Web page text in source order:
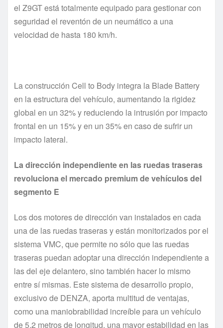
el Z9GT está totalmente equipado para gestionar con
seguridad el reventón de un neumático a una
velocidad de hasta 180 km/h.
La construcción Cell to Body integra la Blade Battery
en la estructura del vehículo, aumentando la rigidez
global en un 32% y reduciendo la intrusión por impacto
frontal en un 15% y en un 35% en caso de sufrir un
impacto lateral.
La dirección independiente en las ruedas traseras
revoluciona el mercado premium de vehículos del
segmento E
Los dos motores de dirección van instalados en cada
una de las ruedas traseras y están monitorizados por el
sistema VMC, que permite no sólo que las ruedas
traseras puedan adoptar una dirección independiente a
las del eje delantero, sino también hacer lo mismo
entre sí mismas. Este sistema de desarrollo propio,
exclusivo de DENZA, aporta multitud de ventajas,
como una maniobrabilidad increíble para un vehículo
de 5,2 metros de longitud, una mayor estabilidad en las